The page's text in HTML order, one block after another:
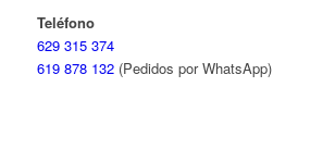
Teléfono
629 315 374
619 878 132(Pedidos por WhatsApp)